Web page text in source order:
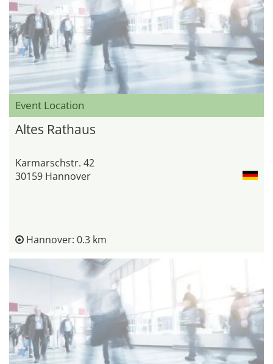
Event Location
Altes Rathaus
Karmarschstr. 42
30159 Hannover
Hannover: 0.3 km